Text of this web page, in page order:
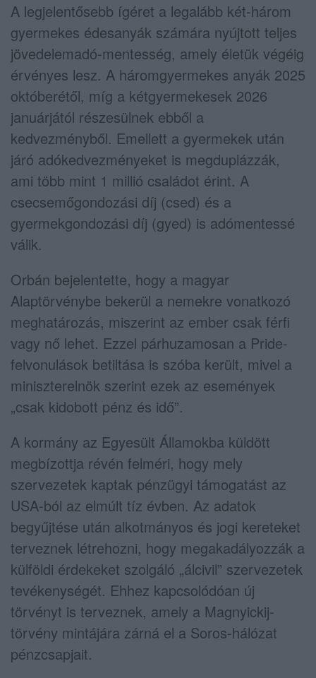
A legjelentősebb ígéret a legalább két-három
gyermekes édesanyák számára nyújtott teljes
jövedelemadó-mentesség, amely életük végéig
érvényes lesz. A háromgyermekes anyák 2025
októberétől, míg a kétgyermekesek 2026
januárjától részesülnek ebből a
kedvezményből. Emellett a gyermekek után
járó adókedvezményeket is megduplázzák,
ami több mint 1 millió családot érint. A
csecsemőgondozási díj (csed) és a
gyermekgondozási díj (gyed) is adómentessé
válik.
Orbán bejelentette, hogy a magyar
Alaptörvénybe bekerül a nemekre vonatkozó
meghatározás, miszerint az ember csak férfi
vagy nő lehet. Ezzel párhuzamosan a Pride-
felvonulások betiltása is szóba került, mivel a
miniszterelnök szerint ezek az események
„csak kidobott pénz és idő”.
A kormány az Egyesült Államokba küldött
megbízottja révén felméri, hogy mely
szervezetek kaptak pénzügyi támogatást az
USA-ból az elmúlt tíz évben. Az adatok
begyűjtése után alkotmányos és jogi kereteket
terveznek létrehozni, hogy megakadályozzák a
külföldi érdekeket szolgáló „álcivil” szervezetek
tevékenységét. Ehhez kapcsolódóan új
törvényt is terveznek, amely a Magnyickij-
törvény mintájára zárná el a Soros-hálózat
pénzcsapjait.